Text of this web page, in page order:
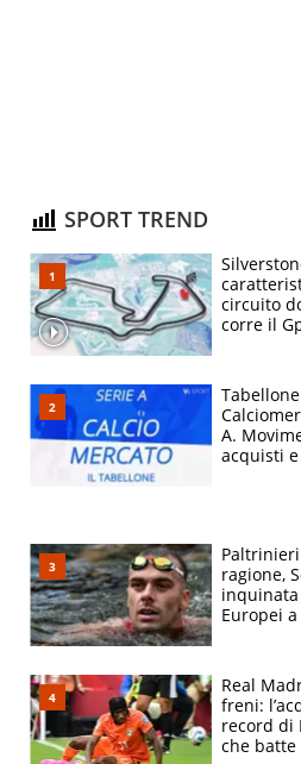
SPORT TREND
circuito
corre il
Tabellone
A.
acquisti e
ragione,
inquinata
Europei
adesso
Real
freni:
record di
che batte